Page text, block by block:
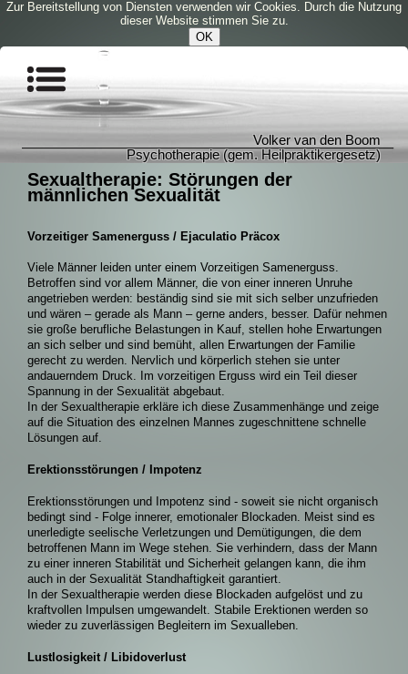
Zur Bereitstellung von Diensten verwenden wir Cookies. Durch die Nutzung
dieser Website stimmen Sie zu.
OK
Volker van den Boom
Psychotherapie (gem. Heilpraktikergesetz)
Sexualtherapie: Störungen der
männlichen Sexualität
Vorzeitiger Samenerguss / Ejaculatio Präcox
Viele Männer leiden unter einem Vorzeitigen Samenerguss.
Betroffen sind vor allem Männer, die von einer inneren Unruhe
angetrieben werden: beständig sind sie mit sich selber unzufrieden
und wären – gerade als Mann – gerne anders, besser. Dafür nehmen
sie große berufliche Belastungen in Kauf, stellen hohe Erwartungen
an sich selber und sind bemüht, allen Erwartungen der Familie
gerecht zu werden. Nervlich und körperlich stehen sie unter
andauerndem Druck. Im vorzeitigen Erguss wird ein Teil dieser
Spannung in der Sexualität abgebaut.
In der Sexualtherapie erkläre ich diese Zusammenhänge und zeige
auf die Situation des einzelnen Mannes zugeschnittene schnelle
Lösungen auf.
Erektionsstörungen / Impotenz
Erektionsstörungen und Impotenz sind - soweit sie nicht organisch
bedingt sind - Folge innerer, emotionaler Blockaden. Meist sind es
unerledigte seelische Verletzungen und Demütigungen, die dem
betroffenen Mann im Wege stehen. Sie verhindern, dass der Mann
zu einer inneren Stabilität und Sicherheit gelangen kann, die ihm
auch in der Sexualität Standhaftigkeit garantiert.
In der Sexualtherapie werden diese Blockaden aufgelöst und zu
kraftvollen Impulsen umgewandelt. Stabile Erektionen werden so
wieder zu zuverlässigen Begleitern im Sexualleben.
Lustlosigkeit / Libidoverlust